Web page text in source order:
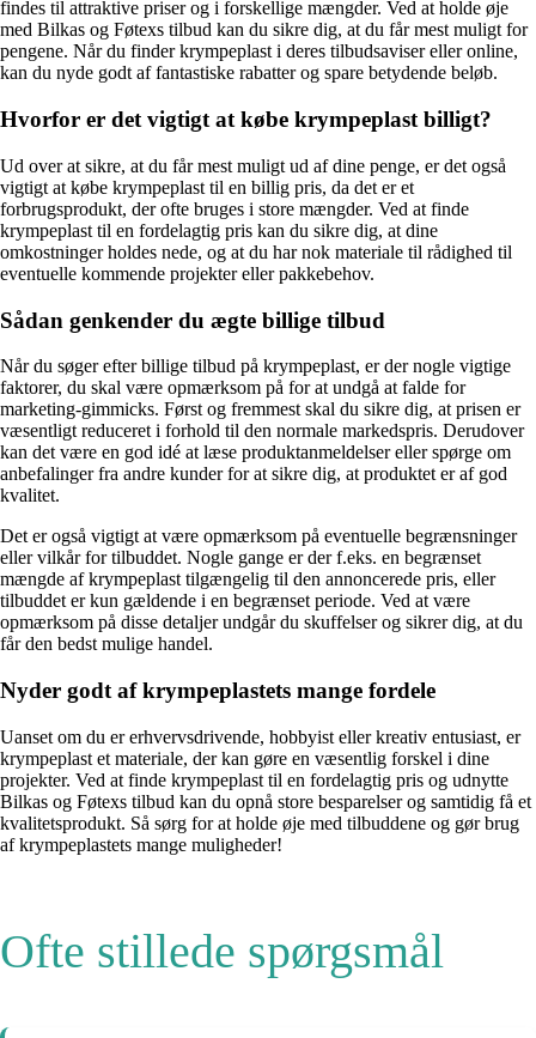
findes til attraktive priser og i forskellige mængder. Ved at holde øje
med Bilkas og Føtexs tilbud kan du sikre dig, at du får mest muligt for
pengene. Når du finder krympeplast i deres tilbudsaviser eller online,
kan du nyde godt af fantastiske rabatter og spare betydende beløb.
Hvorfor er det vigtigt at købe krympeplast billigt?
Ud over at sikre, at du får mest muligt ud af dine penge, er det også
vigtigt at købe krympeplast til en billig pris, da det er et
forbrugsprodukt, der ofte bruges i store mængder. Ved at finde
krympeplast til en fordelagtig pris kan du sikre dig, at dine
omkostninger holdes nede, og at du har nok materiale til rådighed til
eventuelle kommende projekter eller pakkebehov.
Sådan genkender du ægte billige tilbud
Når du søger efter billige tilbud på krympeplast, er der nogle vigtige
faktorer, du skal være opmærksom på for at undgå at falde for
marketing-gimmicks. Først og fremmest skal du sikre dig, at prisen er
væsentligt reduceret i forhold til den normale markedspris. Derudover
kan det være en god idé at læse produktanmeldelser eller spørge om
anbefalinger fra andre kunder for at sikre dig, at produktet er af god
kvalitet.
Det er også vigtigt at være opmærksom på eventuelle begrænsninger
eller vilkår for tilbuddet. Nogle gange er der f.eks. en begrænset
mængde af krympeplast tilgængelig til den annoncerede pris, eller
tilbuddet er kun gældende i en begrænset periode. Ved at være
opmærksom på disse detaljer undgår du skuffelser og sikrer dig, at du
får den bedst mulige handel.
Nyder godt af krympeplastets mange fordele
Uanset om du er erhvervsdrivende, hobbyist eller kreativ entusiast, er
krympeplast et materiale, der kan gøre en væsentlig forskel i dine
projekter. Ved at finde krympeplast til en fordelagtig pris og udnytte
Bilkas og Føtexs tilbud kan du opnå store besparelser og samtidig få et
kvalitetsprodukt. Så sørg for at holde øje med tilbuddene og gør brug
af krympeplastets mange muligheder!
Ofte stillede spørgsmål